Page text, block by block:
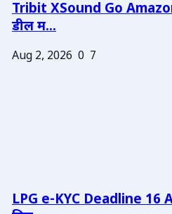
Tribit XSound Go
डील म...
Aug 2, 2026 0 7
LPG e-KYC Deadline